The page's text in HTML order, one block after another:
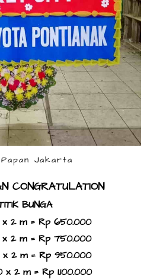
Jakarta
CONGRATULATION
BUNGA
x 2 m = Rp 650.000
x 2 m = Rp 750.000
x 2 m = Rp 950.000
2 m = Rp 1.100.000​